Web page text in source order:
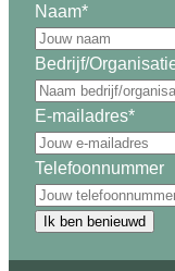
Naam*
Bedrijf/
E-mailadres*
Telefoonnummer
Ik ben benieuwd